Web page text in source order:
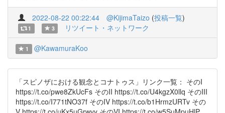
2022-08-22 00:22:44 @KijimaTaizo (投稿一覧)
1 3 リツイート・ネットワーク
1 @KawamuraKoo
「スピノザにおける観念とコナトゥス」リンク一覧： そのI
https://t.co/pwe8ZkUcFs そのII https://t.co/U4kgzX0llq そのIII
https://t.co/I771tNO37f そのIV https://t.co/b1HrmzURTv その